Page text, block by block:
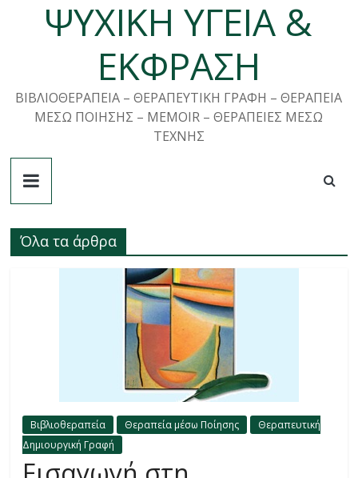
ΜετάβασηΨΥΧΙΚΗ ΥΓΕΙΑ &
ΕΚΦΡΑΣΗ
ΒΙΒΛΙΟΘΕΡΑΠΕΙΑ – ΘΕΡΑΠΕΥΤΙΚΗ ΓΡΑΦΗ – ΘΕΡΑΠΕΙΑ
ΜΕΣΩ ΠΟΙΗΣΗΣ – MEMOIR – ΘΕΡΑΠΕΙΕΣ ΜΕΣΩ
ΤΕΧΝΗΣ
Όλα τα άρθρα
Βιβλιοθεραπεία Θεραπεία μέσω Ποίησης
Θεραπευτική
Δημιουργική Γραφή